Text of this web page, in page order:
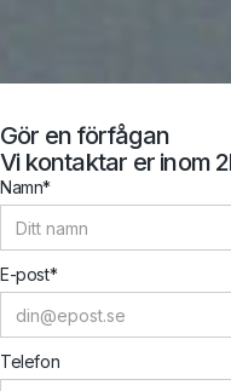
Gör en förfågan
Vi kontaktar er inom
Namn*
E-post*
Telefon